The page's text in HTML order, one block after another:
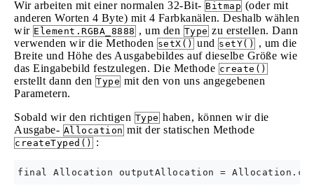
Wir arbeiten mit einer normalen 32-Bit- Bitmap (oder mit
anderen Worten 4 Byte) mit 4 Farbkanälen. Deshalb wählen
wir Element.RGBA_8888 , um den Type zu erstellen. Dann
verwenden wir die Methoden setX() und setY()
, um die
Breite und Höhe des Ausgabebildes auf dieselbe Größe wie
das Eingabebild festzulegen. Die Methode create()
erstellt dann den Type mit den von uns angegebenen
Parametern.
Sobald wir den richtigen Type haben, können wir die
Ausgabe- Allocation mit der statischen Methode
createTyped() :